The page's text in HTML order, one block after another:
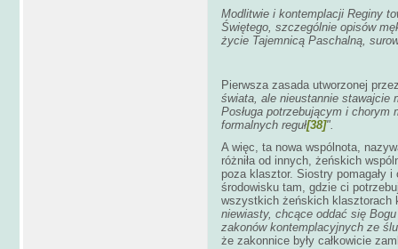
Modlitwie i kontemplacji Reginy
Świętego, szczególnie opisów
życie Tajemnicą Paschalną,
Pierwsza zasada utworzonej
świata, ale nieustannie stawajcie
Posługa potrzebującym i chorym
formalnych reguł[38]".
A więc, ta nowa wspólnota,
różniła od innych, żeńskich
poza klasztor. Siostry pomagały
środowisku tam, gdzie ci
wszystkich żeńskich klasztorach
niewiasty, chcące oddać się
zakonów kontemplacyjnych ze
że zakonnice były całkowicie